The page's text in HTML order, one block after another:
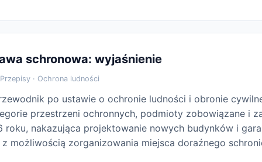
schronowa: wyjaśnienie
· Ochrona ludności
po ustawie o ochronie ludności i obronie
przestrzeni ochronnych, podmioty zobowiązane i
roku, nakazująca projektowanie nowych budynków i
możliwością zorganizowania miejsca doraźnego